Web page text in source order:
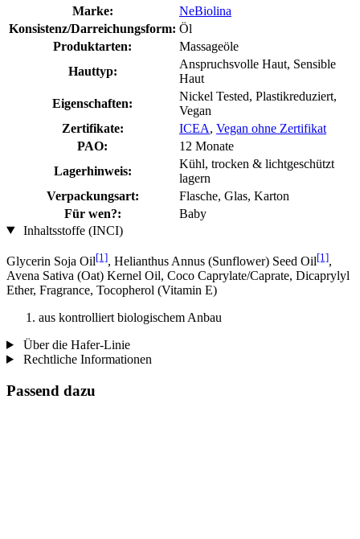
Marke:
NeBiolina
Konsistenz/Darreichungsform: Öl
Produktarten:
Massageöle
Hauttyp:
Anspruchsvolle Haut, Sensible
Haut
Eigenschaften:
Nickel Tested, Plastikreduziert,
Vegan
Zertifikate:
ICEA, Vegan ohne Zertifikat
PAO:
12 Monate
Lagerhinweis:
Kühl, trocken & lichtgeschützt
lagern
Verpackungsart:
Flasche, Glas, Karton
Für wen?:
Baby
Inhaltsstoffe (INCI)
Glycerin Soja Oil[1], Helianthus Annus (Sunflower) Seed Oil[1],
Avena Sativa (Oat) Kernel Oil, Coco Caprylate/Caprate, Dicaprylyl
Ether, Fragrance, Tocopherol (Vitamin E)
aus kontrolliert biologischem Anbau
Über die Hafer-Linie
Rechtliche Informationen
Passend dazu